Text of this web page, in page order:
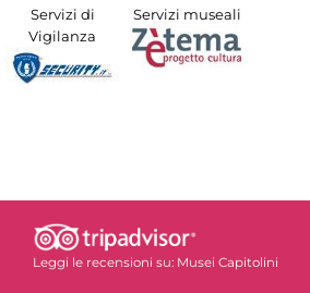
Servizi di
Vigilanza
Servizi museali
Leggi le recensioni su: Musei Capitolini